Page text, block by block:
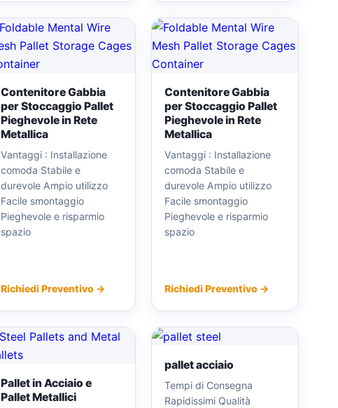
Contenitore Gabbia
per Stoccaggio Pallet
Pieghevole in Rete
Metallica
Vantaggi : Installazione
comoda Stabile e
durevole Ampio utilizzo
Facile smontaggio
Pieghevole e risparmio
spazio
Richiedi Preventivo →
Contenitore Gabbia
per Stoccaggio Pallet
Pieghevole in Rete
Metallica
Vantaggi : Installazione
comoda Stabile e
durevole Ampio utilizzo
Facile smontaggio
Pieghevole e risparmio
spazio
Richiedi Preventivo →
Pallet in Acciaio e
Pallet Metallici
pallet acciaio
Tempi di Consegna
Rapidissimi Qualità